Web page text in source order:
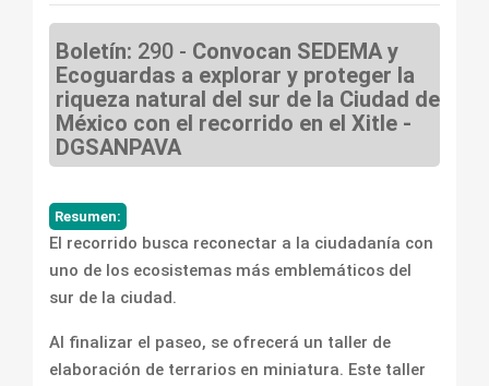
Boletín: 290 - Convocan SEDEMA y
Ecoguardas a explorar y proteger la
riqueza natural del sur de la Ciudad de
México con el recorrido en el Xitle -
DGSANPAVA
Resumen:
El recorrido busca reconectar a la ciudadanía con
uno de los ecosistemas más emblemáticos del
sur de la ciudad.
Al finalizar el paseo, se ofrecerá un taller de
elaboración de terrarios en miniatura. Este taller